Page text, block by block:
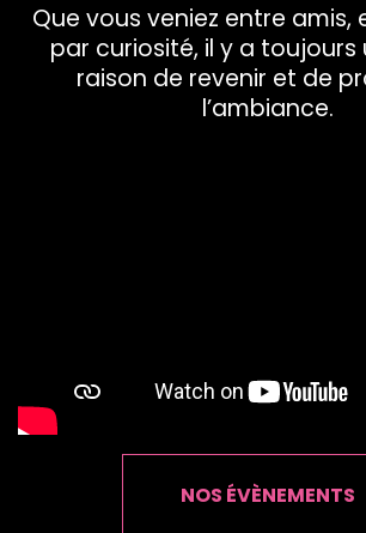
Que vous veniez entre amis,
par curiosité, il y a toujours
raison de revenir et de
l’ambiance.
NOS ÉVÈNEMENTS